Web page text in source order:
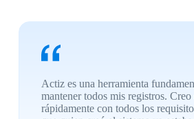
Actiz es una herramienta
mantener todos mis registros.
rápidamente con todos los